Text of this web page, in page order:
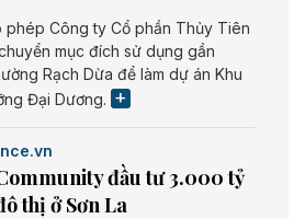
phép Công ty Cổ phần Thủy Tiên
mục đích sử dụng gần
Rạch Dừa để làm dự án Khu
Đại Dương.
đầu tư 3.000 tỷ
thị ở Sơn La